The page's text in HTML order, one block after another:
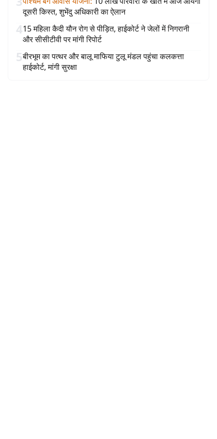
दूसरी किस्त, शुभेंदु अधिकारी का ऐलान
415 महिला कैदी यौन रोग से पीड़ित, हाईकोर्ट ने जेलों में निगरानी
और सीसीटीवी पर मांगी रिपोर्ट
5बीरभूम का पत्थर और बालू माफिया टुलू मंडल पहुंचा कलकत्ता
हाईकोर्ट, मांगी सुरक्षा